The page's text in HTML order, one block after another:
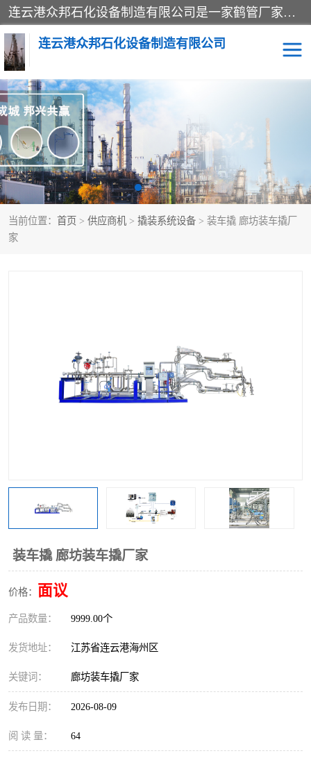
连云港众邦石化设备制造有限公司是一家鹤管厂家主营：鹤管、装车鹤管等，是致力于石油、石化等流体装卸设备(主要产品如鹤管、输油臂、脱缆钩等)的咨询、设计、制造、检测、安装指导、系统调试、维修维护等业务的公司。
连云港众邦石化设备制造有限公司
当前位置： 首页 > 供应商机 > 撬装系统设备 > 装车撬 廊坊装车撬厂
家
装车撬 廊坊装车撬厂家
价格： 面议
产品数量： 9999.00个
发货地址： 江苏省连云港海州区
关键词： 廊坊装车撬厂家
发布日期： 2026-08-09
阅 读 量： 64
鹤管 顶部装卸鹤管
底部装卸鹤管 LNG低温鹤管
液氨鹤管 液化气鹤管
鹤管配件 活动梯栈台